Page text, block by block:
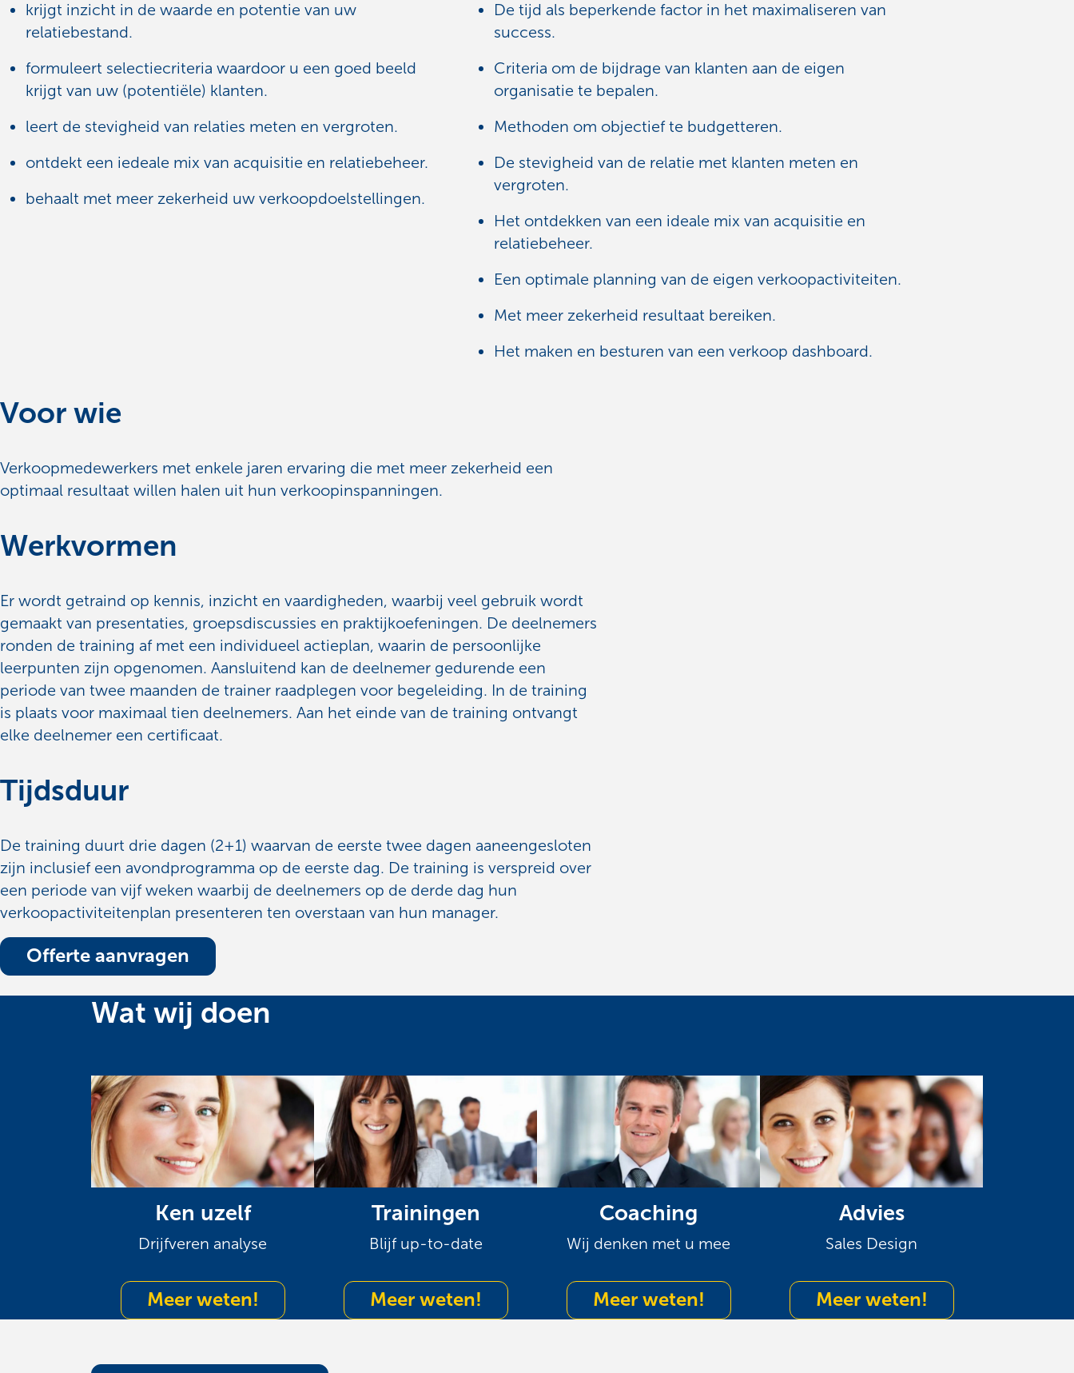
krijgt inzicht in de waarde en potentie van uw
relatiebestand.
formuleert selectiecriteria waardoor u een goed beeld
krijgt van uw (potentiële) klanten.
leert de stevigheid van relaties meten en vergroten.
ontdekt een iedeale mix van acquisitie en relatiebeheer.
behaalt met meer zekerheid uw verkoopdoelstellingen.
De tijd als beperkende factor in het maximaliseren van
success.
Criteria om de bijdrage van klanten aan de eigen
organisatie te bepalen.
Methoden om objectief te budgetteren.
De stevigheid van de relatie met klanten meten en
vergroten.
Het ontdekken van een ideale mix van acquisitie en
relatiebeheer.
Een optimale planning van de eigen verkoopactiviteiten.
Met meer zekerheid resultaat bereiken.
Het maken en besturen van een verkoop dashboard.
Voor wie
Verkoopmedewerkers met enkele jaren ervaring die met meer zekerheid een
optimaal resultaat willen halen uit hun verkoopinspanningen.
Werkvormen
Er wordt getraind op kennis, inzicht en vaardigheden, waarbij veel gebruik wordt
gemaakt van presentaties, groepsdiscussies en praktijkoefeningen. De deelnemers
ronden de training af met een individueel actieplan, waarin de persoonlijke
leerpunten zijn opgenomen. Aansluitend kan de deelnemer gedurende een
periode van twee maanden de trainer raadplegen voor begeleiding. In de training
is plaats voor maximaal tien deelnemers. Aan het einde van de training ontvangt
elke deelnemer een certificaat.
Tijdsduur
De training duurt drie dagen (2+1) waarvan de eerste twee dagen aaneengesloten
zijn inclusief een avondprogramma op de eerste dag. De training is verspreid over
een periode van vijf weken waarbij de deelnemers op de derde dag hun
verkoopactiviteitenplan presenteren ten overstaan van hun manager.
Offerte aanvragen
Wat wij doen
Ken uzelf
Drijfveren analyse
Meer weten!
Trainingen
Blijf up-to-date
Meer weten!
Coaching
Wij denken met u mee
Meer weten!
Advies
Sales Design
Meer weten!